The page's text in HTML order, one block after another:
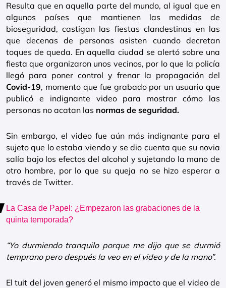
Resulta que en aquella parte del mundo, al igual que en
algunos países que mantienen las medidas de
bioseguridad, castigan las fiestas clandestinas en las
que decenas de personas asisten cuando decretan
toques de queda. En aquella ciudad se alertó sobre una
fiesta que organizaron unos vecinos, por lo que la policía
llegó para poner control y frenar la propagación del
Covid-19, momento que fue grabado por un usuario que
publicó e indignante video para mostrar cómo las
personas no acatan las normas de seguridad.
Sin embargo, el video fue aún más indignante para el
sujeto que lo estaba viendo y se dio cuenta que su novia
salía bajo los efectos del alcohol y sujetando la mano de
otro hombre, por lo que su queja no se hizo esperar a
través de Twitter.
La Casa de Papel: ¿Empezaron las grabaciones de la
quinta temporada?
“Yo durmiendo tranquilo porque me dijo que se durmió
temprano pero después la veo en el video y de la mano”.
El tuit del joven generó el mismo impacto que el video de